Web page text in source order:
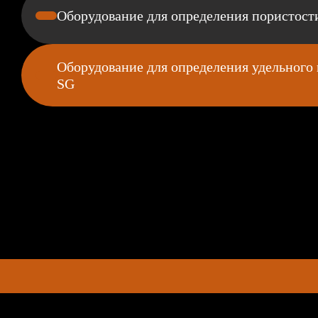
Оборудование для определения
Оборудование для определения удельного
SG